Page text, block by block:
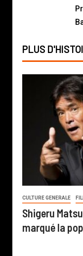
PLUS
CULTURE GENERALE
Shigeru
marqué la